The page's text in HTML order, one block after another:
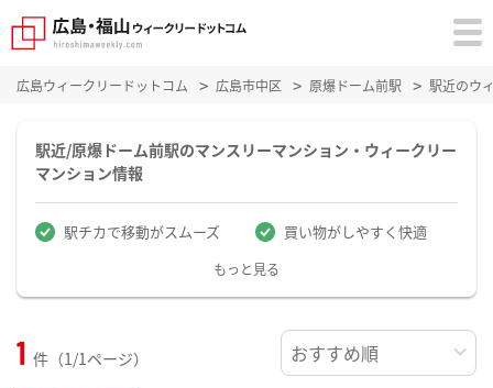
広島ウィークリードットコム 広島市中区 原爆ドーム前駅 駅近のウ
駅近/原爆ドーム前駅のマンスリーマンション・ウィークリー
マンション情報
駅チカで移動がスムーズ 買い物がしやすく快適
もっと見る
1 件（1/1ページ）